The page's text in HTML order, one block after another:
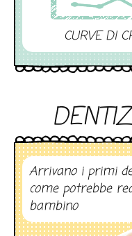
CURVE DI
Arrivano i primi
come potrebbe
bambino